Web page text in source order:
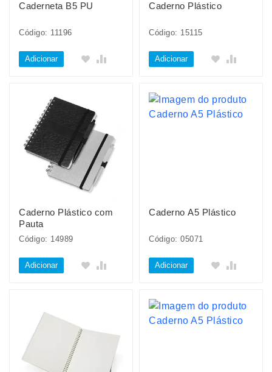
Caderneta B5 PU
Código: 11196
Adicionar
Caderno Plástico
Código: 15115
Adicionar
Caderno Plástico com
Pauta
Código: 14989
Adicionar
Caderno A5 Plástico
Código: 05071
Adicionar